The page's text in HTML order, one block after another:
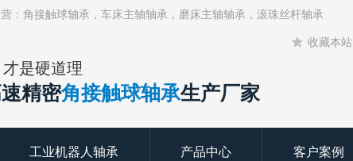
：角接触球轴承，车床主轴轴承，磨床主轴轴承，滚珠丝杆轴承
收藏本站
是硬道理
精密角接触球轴承生产厂家
工业机器人轴承 产品中心 客户案例